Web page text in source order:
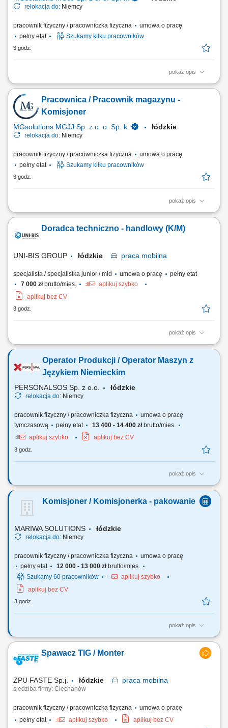
relokacja do: Niemcy
pracownik fizyczny / pracowniczka fizyczna
umowa o pracę
pełny etat
Szukamy kilku pracowników
3 godz.
pokaż opis
Opis stanowiska Konfekcjonawanie towaru w magazynie Układanie
towaru; Inne prace pomocnicze;
Pracownica / Pracownik magazynu -
Komisjoner
MGsolutions MGJJ Sp. z o. o. Sp. k. łódzkie
relokacja do: Niemcy
pracownik fizyczny / pracowniczka fizyczna
umowa o pracę
pełny etat
Szukamy kilku pracowników
3 godz.
pokaż opis
Zakres obowiązków: Kompletowanie i konfekcjonowanie towarów w
wysyłki. Wykonywanie prostych prac pomocniczych wspierających
proces magazynowy. Dbanie o sprawny przebieg pracy zgodnie z
Doradca techniczno - handlowy (K/M)
UNI-BIS GROUP łódzkie praca mobilna
specjalista / specjalistka junior / mid umowa o pracę
pełny etat
7 000 złbrutto/mies.
aplikuj szybko
aplikuj bez CV
3 godz.
pokaż opis
Zakres obowiązków: aktywne pozyskiwanie nowych klientów
techniczne i dobór rozwiązań. prezentowanie produktów i usług firmy
oraz kompleksowych rozwiązań dla klientów; utrzymywanie
Operator Produkcji / Operator Maszyn z
Językiem Niemieckim
PERSONALSOS Sp. z o.o. łódzkie
relokacja do: Niemcy
pracownik fizyczny / pracowniczka fizyczna
umowa o pracę
tymczasową
pełny etat 13 400 - 14 400 złbrutto/mies.
aplikuj szybko
aplikuj bez CV
3 godz.
pokaż opis
Zadania: obsługa nowoczesnych maszyn produkcyjnych; ustawianie
produktów; podstawowa konserwacja i czyszczenie maszyn; transport
materiałów przy użyciu paleciaka lub wózka; praca z prostą
Komisjoner / Komisjonerka - pakowanie
MARIWA SOLUTIONS łódzkie
relokacja do: Niemcy
pracownik fizyczny / pracowniczka fizyczna
umowa o pracę
pełny etat
12 000 - 13 000 złbrutto/mies.
Szukamy 60 pracowników
aplikuj szybko
aplikuj bez CV
3 godz.
pokaż opis
Opis stanowiska Precyzyjne komisjonowanie: zbieranie artykułów
Mistrzostwo w pakowaniu: staranne pakowanie i przygotowywanie
towaru, tak aby bezpiecznie dotarł do celu. Obsługa systemu: intuicyjna
Spawacz TIG / Monter
ZPU FASTE Sp.j. łódzkie praca mobilna
siedziba firmy: Ciechanów
pracownik fizyczny / pracowniczka fizyczna
umowa o pracę
pełny etat
aplikuj szybko aplikuj bez CV